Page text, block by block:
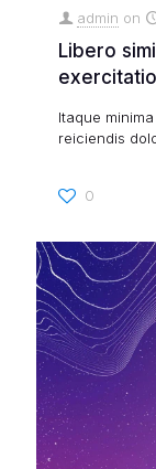
admin on
Libero
Itaque
reiciendis
0